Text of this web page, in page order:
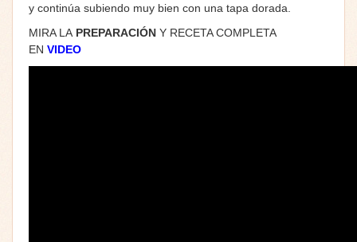
y continúa subiendo muy bien con una tapa dorada.
MIRA LA PREPARACIÓN Y RECETA COMPLETA
EN VIDEO